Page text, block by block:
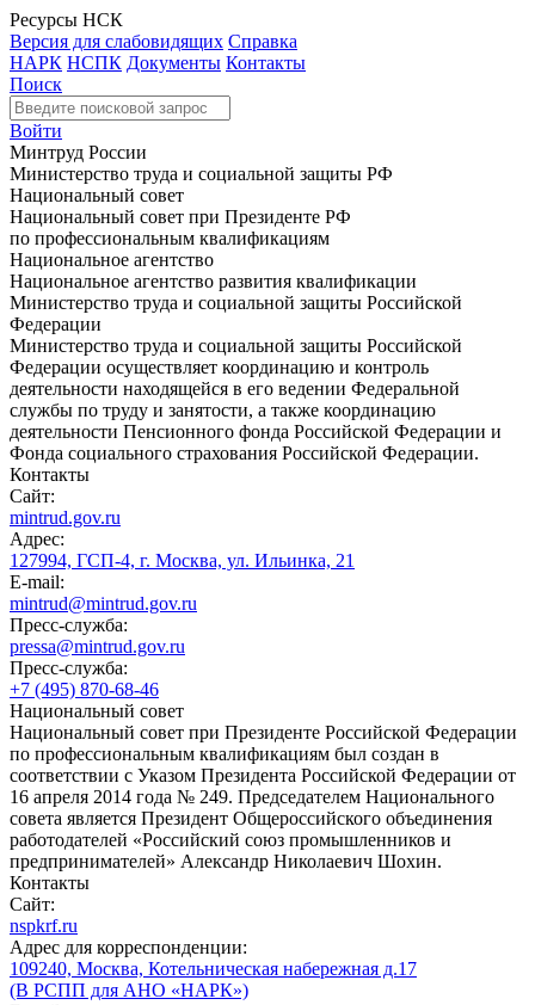
Ресурсы НСК
Версия для слабовидящих Справка
НАРК НСПК Документы Контакты
Поиск
Войти
Минтруд России
Министерство труда и социальной защиты РФ
Национальный совет
Национальный совет при Президенте РФ
по профессиональным квалификациям
Национальное агентство
Национальное агентство развития квалификации
Министерство труда и социальной защиты Российской
Федерации
Министерство труда и социальной защиты Российской
Федерации осуществляет координацию и контроль
деятельности находящейся в его ведении Федеральной
службы по труду и занятости, а также координацию
деятельности Пенсионного фонда Российской Федерации и
Фонда социального страхования Российской Федерации.
Контакты
Сайт:
mintrud.gov.ru
Адрес:
127994, ГСП-4, г. Москва, ул. Ильинка, 21
E-mail:
mintrud@mintrud.gov.ru
Пресс-служба:
pressa@mintrud.gov.ru
Пресс-служба:
+7 (495) 870-68-46
Национальный совет
Национальный совет при Президенте Российской Федерации
по профессиональным квалификациям был создан в
соответствии с Указом Президента Российской Федерации от
16 апреля 2014 года № 249. Председателем Национального
совета является Президент Общероссийского объединения
работодателей «Российский союз промышленников и
предпринимателей» Александр Николаевич Шохин.
Контакты
Сайт:
nspkrf.ru
Адрес для корреспонденции:
109240, Москва, Котельническая набережная д.17
(В РСПП для АНО «НАРК»)